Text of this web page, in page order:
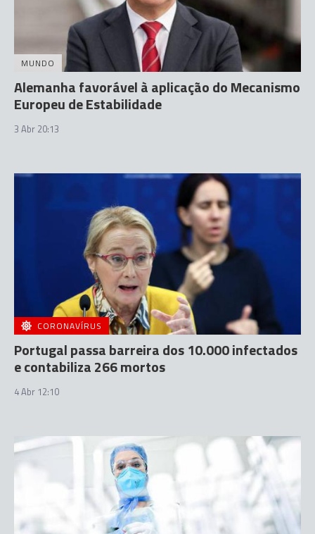
MUNDO
Alemanha favorável à aplicação do Mecanismo
Europeu de Estabilidade
3 Abr 20:13
CORONAVÍRUS
Portugal passa barreira dos 10.000 infectados
e contabiliza 266 mortos
4 Abr 12:10